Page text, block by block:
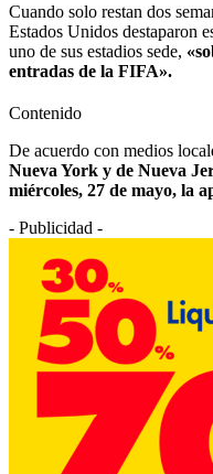
Cuando solo restan dos
Estados Unidos destaparon
uno de sus estadios sede,
entradas de la FIFA».
Contenido
De acuerdo con medios
Nueva York y de Nueva
miércoles, 27 de mayo, la
- Publicidad -